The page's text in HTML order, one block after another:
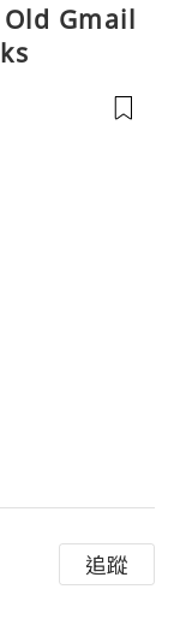
Gmail
追蹤